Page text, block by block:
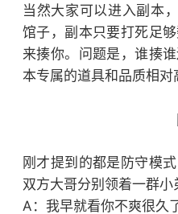
当然大家可以进入副本
馆子，副本只要打死足
来揍你。问题是，谁揍
本专属的道具和品质相对
刚才提到的都是防守模
双方大哥分别领着一群小
A：我早就看你不爽很久